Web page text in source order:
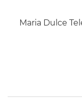
Maria Dulce